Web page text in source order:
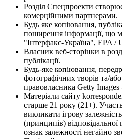
Розділ Спецпроекти
комерційними партнерами.
Будь яке копіювання,
поширення інформації, що
"Інтерфакс-Україна", EPA /
Власник веб-сторінки в
публікації.
Будь-яке копіювання,
фотографічних творів та/або
правовласника Getty Images
Матеріали сайту
старше 21 року (21+).
викликати ігрову
(принципів)
ознак залежності негайно